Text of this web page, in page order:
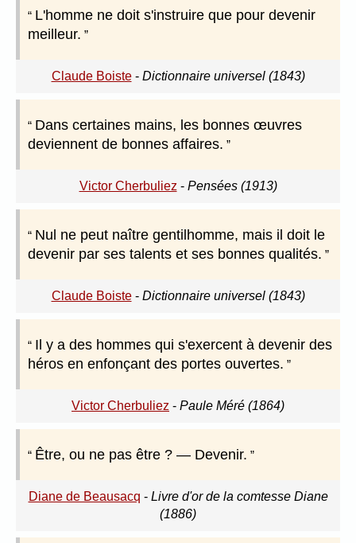
L'homme ne doit s'instruire que pour devenir
meilleur.
Claude Boiste- Dictionnaire universel (1843)
Dans certaines mains, les bonnes œuvres
deviennent de bonnes affaires.
Victor Cherbuliez - Pensées (1913)
Nul ne peut naître gentilhomme, mais il doit le
devenir par ses talents et ses bonnes qualités.
Claude Boiste- Dictionnaire universel (1843)
Il y a des hommes qui s'exercent à devenir des
héros en enfonçant des portes ouvertes.
Victor Cherbuliez - Paule Méré (1864)
Être, ou ne pas être ? — Devenir.
Diane de Beausacq - Livre d'or de la comtesse Diane
(1886)